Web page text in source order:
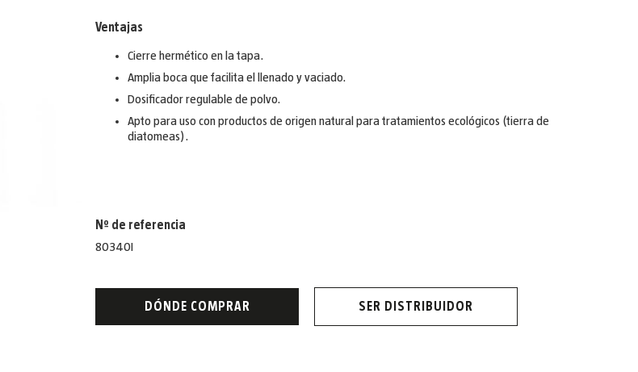
Ventajas
Cierre hermético en la tapa.
Amplia boca que facilita el llenado y vaciado.
Dosificador regulable de polvo.
Apto para uso con productos de origen natural para tratamientos ecológicos (tierra de
diatomeas).
Nº de referencia
80340I
DÓNDE COMPRAR SER DISTRIBUIDOR